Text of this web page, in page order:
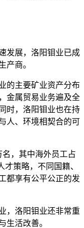
发展，洛阳钼业已成
产商。
的主要矿业资产分布
金属贸易业务遍及全
时，洛阳钼业也在持
人、环境相契合的可
名，其中海外员工占
策略，不同国籍、
都享有公平公正的发
，洛阳钼业还非常重
生活改善。